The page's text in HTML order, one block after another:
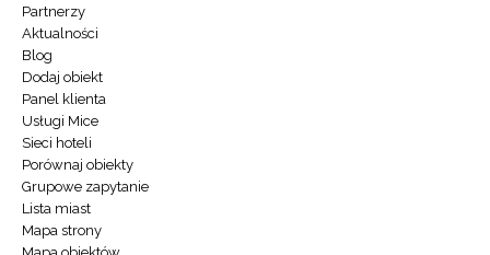
technologiczne
oraz
ofertę
gastronomiczną
dostosowaną
potrzeb
klientów
korporacyjnych.
Partnerzy
Aktualności
Blog
Dodaj obiekt
Panel klienta
Usługi Mice
Sieci hoteli
Porównaj obiekty
Grupowe zapytanie
Lista miast
Mapa strony